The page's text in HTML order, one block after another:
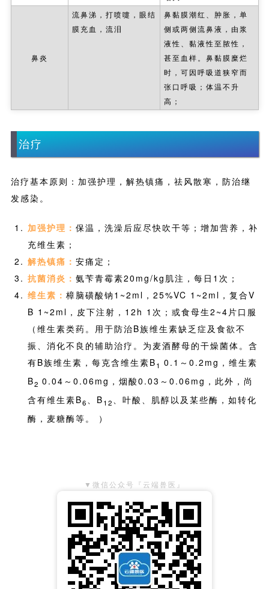
鼻炎
流鼻涕，打喷嚏，眼结
膜充血，流泪
鼻黏膜潮红、肿胀，单
侧或两侧流鼻液，由浆
液性、黏液性至脓性，
甚至血样。鼻黏膜糜烂
时，可因呼吸道狭窄而
张口呼吸；体温不升
高；
治疗
治疗基本原则：加强护理，解热镇痛，祛风散寒，防治继
发感染。
加强护理： 保温，洗澡后应尽快吹干等；增加营养，补
充维生素；
解热镇痛： 安痛定；
抗菌消炎： 氨苄青霉素20mg/kg肌注，每日1次；
维生素： 樟脑磺酸钠1~2ml，25%VC 1~2ml，复合V
B 1~2ml，皮下注射，12h 1次；或食母生2~4片口服
（维生素类药。用于防治B族维生素缺乏症及食欲不
振、消化不良的辅助治疗。为麦酒酵母的干燥菌体。含
有B族维生素，每克含维生素B1 0.1～0.2mg，维生素
B2 0.04～0.06mg，烟酸0.03～0.06mg，此外，尚
含有维生素B6 、B12
、叶酸、肌醇以及某些酶，如转化
酶，麦糖酶等。 ）
▼微信公众号『云端兽医』